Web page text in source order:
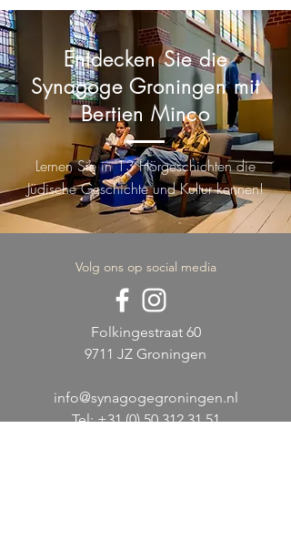
Entdecken Sie die
Synagoge Groningen mit
Bertien Minco
Lernen Sie in 13 Hörgeschichten die
Jüdische Geschichte und Kultur kennen!
Volg ons op social media
Folkingestraat 60
9711 JZ Groningen
info@synagogegroningen.nl
Tel:+31 (0) 50 312 31 51